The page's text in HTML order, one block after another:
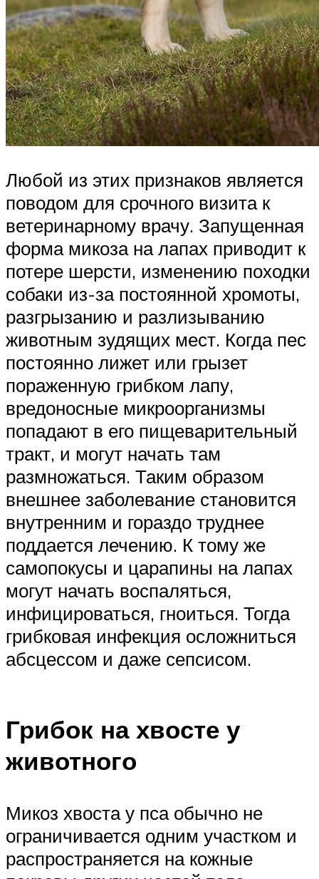
Любой из этих признаков является
поводом для срочного визита к
ветеринарному врачу. Запущенная
форма микоза на лапах приводит к
потере шерсти, изменению походки
собаки из-за постоянной хромоты,
разгрызанию и разлизыванию
животным зудящих мест. Когда пес
постоянно лижет или грызет
пораженную грибком лапу,
вредоносные микроорганизмы
попадают в его пищеварительный
тракт, и могут начать там
размножаться. Таким образом
внешнее заболевание становится
внутренним и гораздо труднее
поддается лечению. К тому же
самопокусы и царапины на лапах
могут начать воспаляться,
инфицироваться, гноиться. Тогда
грибковая инфекция осложниться
абсцессом и даже сепсисом.
Грибок на хвосте у
животного
Микоз хвоста у пса обычно не
ограничивается одним участком и
распространяется на кожные